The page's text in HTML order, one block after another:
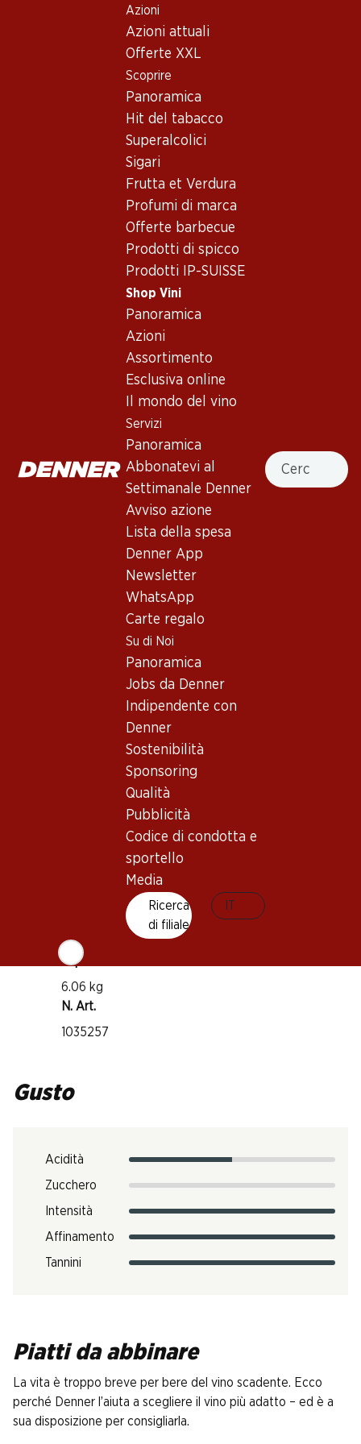
Azioni
Azioni attuali
Offerte XXL
Scoprire
Panoramica
Hit del tabacco
Superalcolici
Sigari
Frutta et Verdura
Profumi di marca
Offerte barbecue
Prodotti di spicco
Prodotti IP-SUISSE
Shop Vini
Panoramica
Azioni
Assortimento
Esclusiva online
Il mondo del vino
Servizi
Panoramica
Abbonatevi al
Settimanale Denner
Avviso azione
Lista della spesa
Denner App
Newsletter
WhatsApp
Carte regalo
Su di Noi
Panoramica
Jobs da Denner
Indipendente con
Denner
Sostenibilità
Sponsoring
Qualità
Pubblicità
Codice di condotta e
sportello
Media
Ricerca
di filiale
Cercare
Vino/champagne
Bordeaux
Château Lynch Bages Pauillac AOC
Esclusiva online!
Fronte Retro
Château Lynch Bages Pauillac
Bordeaux
Francia, Bordeaux, 2023, 75 cl
Buono a sapersi
Cabernet Sauvignon
Cabernet Franc
Temperatura di beva
16 – 18 °C
Impronta di CO2
6.06 kg
N. Art.
1035257
Gusto
Acidità
Zucchero
Intensità
Affinamento
Tannini
Piatti da abbinare
La vita è troppo breve per bere del vino scadente. Ecco
perché Denner l’aiuta a scegliere il vino più adatto – ed è a
sua disposizione per consigliarla.